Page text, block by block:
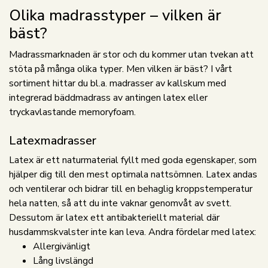
Olika madrasstyper – vilken är
bäst?
Madrassmarknaden är stor och du kommer utan tvekan att
stöta på många olika typer. Men vilken är bäst? I vårt
sortiment hittar du bl.a. madrasser av kallskum med
integrerad bäddmadrass av antingen latex eller
tryckavlastande memoryfoam.
Latexmadrasser
Latex är ett naturmaterial fyllt med goda egenskaper, som
hjälper dig till den mest optimala nattsömnen. Latex andas
och ventilerar och bidrar till en behaglig kroppstemperatur
hela natten, så att du inte vaknar genomvåt av svett.
Dessutom är latex ett antibakteriellt material där
husdammskvalster inte kan leva. Andra fördelar med latex:
Allergivänligt
Lång livslängd